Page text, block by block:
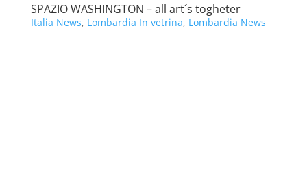
SPAZIO WASHINGTON – all art´s togheter
Italia News, Lombardia In vetrina, Lombardia News